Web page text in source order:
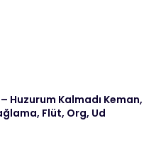
Huzurum Kalmadı Keman,
Flüt, Org, Ud